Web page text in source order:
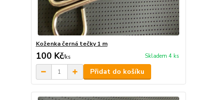
Koženka černá tečky 1 m
100 Kč/ks Skladem 4 ks
Přidat do košíku